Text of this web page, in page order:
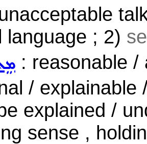
language ; 2)
: reasonable /
/ explainable
explained /
sense ,